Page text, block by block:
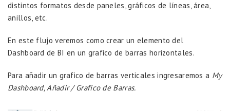
distintos formatos desde paneles, gráficos de líneas, área,
anillos, etc.
En este flujo veremos como crear un elemento del
Dashboard de BI en un grafico de barras horizontales.
Para añadir un grafico de barras verticales ingresaremos a My
Dashboard, Añadir / Grafico de Barras.